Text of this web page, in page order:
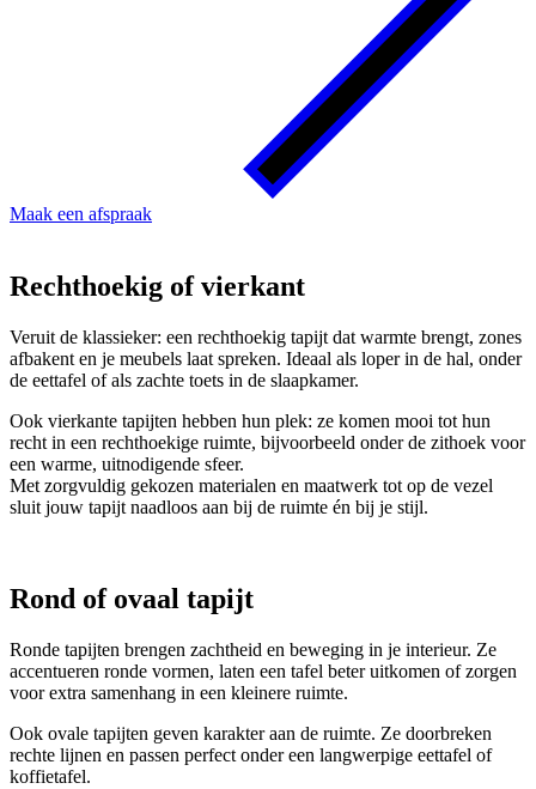
Maak een afspraak
Rechthoekig of vierkant
Veruit de klassieker: een rechthoekig tapijt dat warmte brengt, zones
afbakent en je meubels laat spreken. Ideaal als loper in de hal, onder
de eettafel of als zachte toets in de slaapkamer.
Ook vierkante tapijten hebben hun plek: ze komen mooi tot hun
recht in een rechthoekige ruimte, bijvoorbeeld onder de zithoek voor
een warme, uitnodigende sfeer.
Met zorgvuldig gekozen materialen en maatwerk tot op de vezel
sluit jouw tapijt naadloos aan bij de ruimte én bij je stijl.
Rond of ovaal tapijt
Ronde tapijten brengen zachtheid en beweging in je interieur. Ze
accentueren ronde vormen, laten een tafel beter uitkomen of zorgen
voor extra samenhang in een kleinere ruimte.
Ook ovale tapijten geven karakter aan de ruimte. Ze doorbreken
rechte lijnen en passen perfect onder een langwerpige eettafel of
koffietafel.